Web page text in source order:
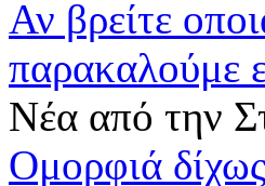
Αν βρείτε
παρακαλούμε
Νέα από την
Ομορφιά